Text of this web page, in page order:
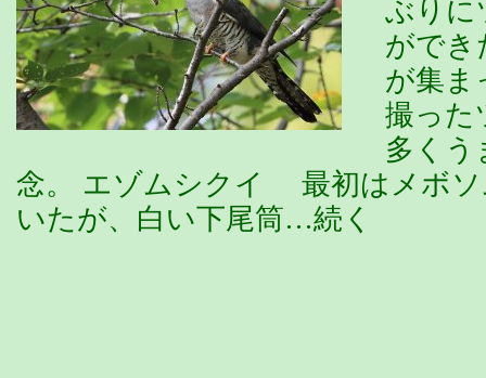
ぶりに
がで
が集ま
撮った
多くう
念。 エゾムシクイ 最初はメボソ
いたが、白い下尾筒…続く